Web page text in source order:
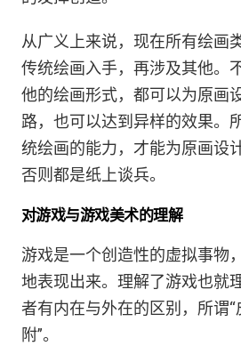
从广义上来说，现在所有绘画
传统绘画入手，再涉及其他。
他的绘画形式，都可以为原画
路，也可以达到异样的效果。
统绘画的能力，才能为原画设
否则都是纸上谈兵。
对游戏与游戏美术的理解
游戏是一个创造性的虚拟事物
地表现出来。理解了游戏也就
者有内在与外在的区别，所谓
附”。